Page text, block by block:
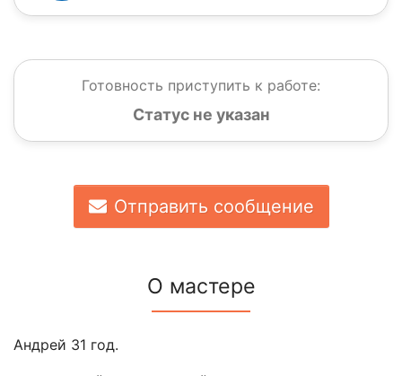
Готовность приступить к работе:
Статус не указан
Отправить сообщение
О мастере
Андрей 31 год.